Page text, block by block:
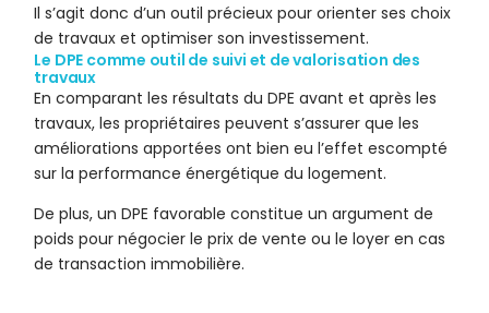
Il s’agit donc d’un outil précieux pour orienter ses choix
de travaux et optimiser son investissement.
Le DPE comme outil de suivi et de valorisation des
travaux
En comparant les résultats du DPE avant et après les
travaux, les propriétaires peuvent s’assurer que les
améliorations apportées ont bien eu l’effet escompté
sur la performance énergétique du logement.
De plus, un DPE favorable constitue un argument de
poids pour négocier le prix de vente ou le loyer en cas
de transaction immobilière.